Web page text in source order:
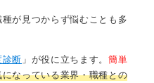
ケーション能力と深い知
国内営業部門で成果を上
が見つからず悩むことも多
診断 」が役に立ちます。 簡単
になっている業界・職種との